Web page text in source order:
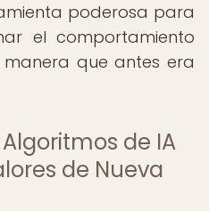
poderosa para
el comportamiento
que antes era
de IA
de Nueva